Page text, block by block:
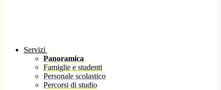
Servizi
Panoramica
Famiglie e studenti
Personale scolastico
Percorsi di studio